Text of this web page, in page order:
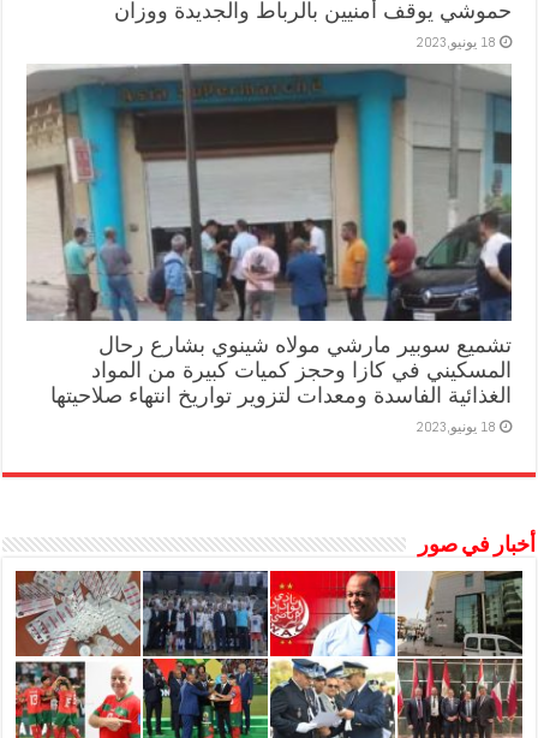
حموشي يوقف أمنيين بالرباط والجديدة ووزان
18 يونيو,2023
تشميع سوبير مارشي مولاه شينوي بشارع رحال
المسكيني في كازا وحجز كميات كبيرة من المواد
الغذائية الفاسدة ومعدات لتزوير تواريخ انتهاء صلاحيتها
18 يونيو,2023
أخبار في صور